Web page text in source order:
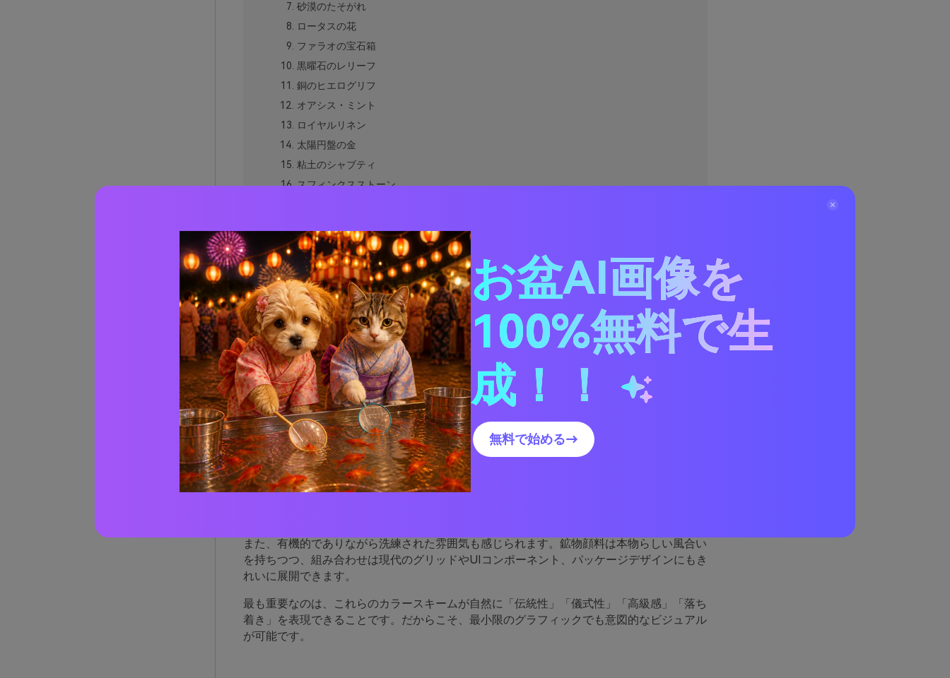
砂漠のたそがれ
ロータスの花
ファラオの宝石箱
黒曜石のレリーフ
銅のヒエログリフ
オアシス・ミント
ロイヤルリネン
太陽円盤の金
粘土のシャブティ
スフィンクスストーン
トルコ石のお守り
ピラミッドの夜火
古代エジプトにはどんな色が合うの？
古代エジプトのカラーパレットを実際のデザインで使う方法
AIで古代エジプトのパレットビジュアルを作成
なぜ古代エジプトのパレットはこんな
に優れているのか
古代エジプトのパレットは、明暗のコントラストに基づいたストーリーテリングです：明る
また、有機的でありながら洗練された雰囲気も感じられます。鉱物顔料は本物らしい風合い
を持ちつつ、組み合わせは現代のグリッドやUIコンポーネント、パッケージデザインにもき
れいに展開できます。
最も重要なのは、これらのカラースキームが自然に「伝統性」「儀式性」「高級感」「落ち
着き」を表現できることです。だからこそ、最小限のグラフィックでも意図的なビジュアル
が可能です。
お盆AI画像を
100%無料で生
成！！
無料で始める→